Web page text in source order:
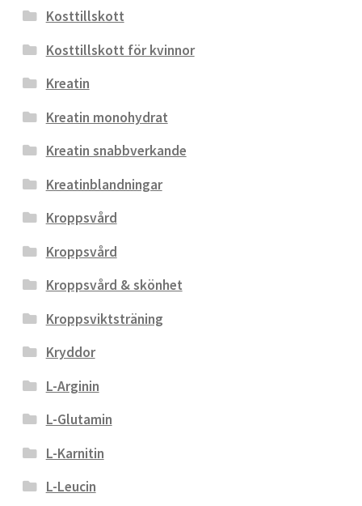
Kosttillskott
Kosttillskott för kvinnor
Kreatin
Kreatin monohydrat
Kreatin snabbverkande
Kreatinblandningar
Kroppsvård
Kroppsvård
Kroppsvård & skönhet
Kroppsviktsträning
Kryddor
L-Arginin
L-Glutamin
L-Karnitin
L-Leucin